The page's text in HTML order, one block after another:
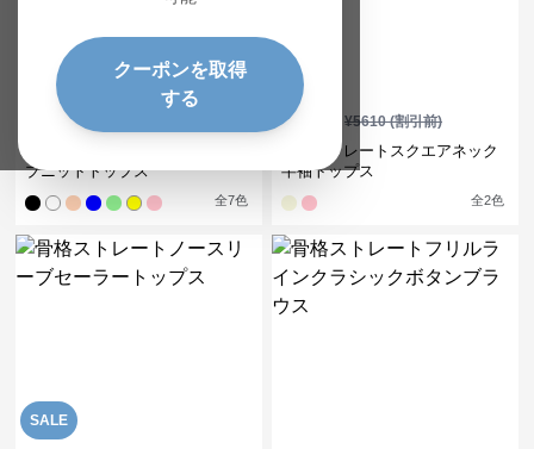
クーポンを取得
する
SALE
3,620
ブニットトップス
全7色
SALE
¥5,040 ¥5610(割引前)
骨格ストレートスクエアネック
半袖トップス
全2色
SALE